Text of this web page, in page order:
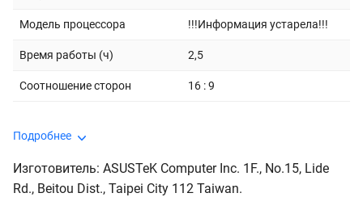
Модель процессора !!!Информация устарела!!!
Время работы (ч) 2,5
Соотношение сторон 16 : 9
Подробнее
Изготовитель: ASUSTeK Computer Inc. 1F., No.15, Lide
Rd., Beitou Dist., Taipei City 112 Taiwan.